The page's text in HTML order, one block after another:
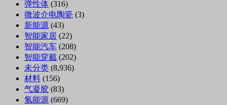
弹性体 (316)
微波介电陶瓷 (3)
新能源 (43)
智能家居 (22)
智能汽车 (208)
智能穿戴 (202)
未分类 (8,936)
材料 (156)
气凝胶 (83)
氢能源 (669)